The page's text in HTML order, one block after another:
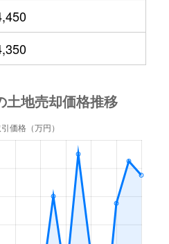
1,100万円
3,300万円
890万円
二軒茶屋(京都)
11,000万円
二軒茶屋(京都)
出町柳
1,400万円
北大路